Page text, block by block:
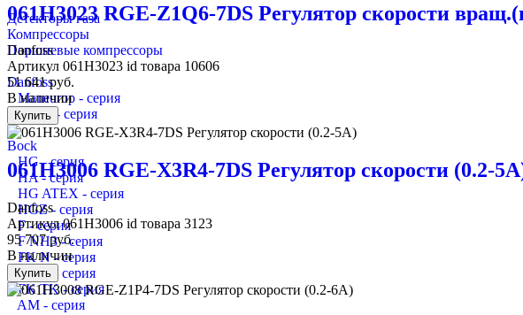
Детекторы газа
Компрессоры
Поршневые компрессоры
Danfoss
Maneurop - серия
Secop - серия
Bock
HG - серия
HA - серия
HG ATEX - серия
HGZ - серия
F - серия
F NH3 - серия
FK N - серия
FK K - серия
FK TK - серия
AM - серия
061H3023 RGE-Z1Q6-7DS Регулятор скорости
Danfoss
Артикул 061H3023 id товара 10606
51 641руб.
В наличии
Купить
061H3006 RGE-X3R4-7DS Регулятор скорости (0.2-
Danfoss
Артикул061H3006 id товара 3123
95 707руб.
В наличии
Купить